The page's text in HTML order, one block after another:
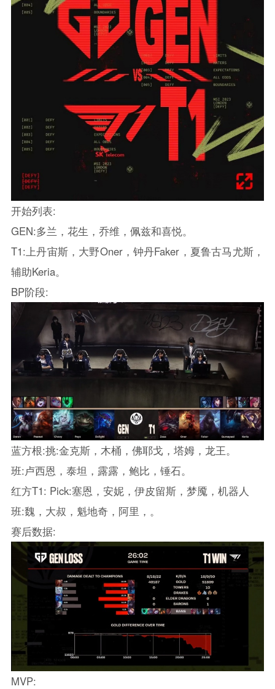
开始列表:
GEN:多兰，花生，乔维，佩兹和喜悦。
T1:上丹宙斯，大野Oner，钟丹Faker，夏鲁古马尤斯，
辅助Keria。
BP阶段:
蓝方根:挑:金克斯，木桶，佛耶戈，塔姆，龙王。
班:卢西恩，泰坦，露露，鲍比，锤石。
红方T1: Pick:塞恩，安妮，伊皮留斯，梦魇，机器人
班:魏，大叔，魁地奇，阿里，。
赛后数据:
MVP: